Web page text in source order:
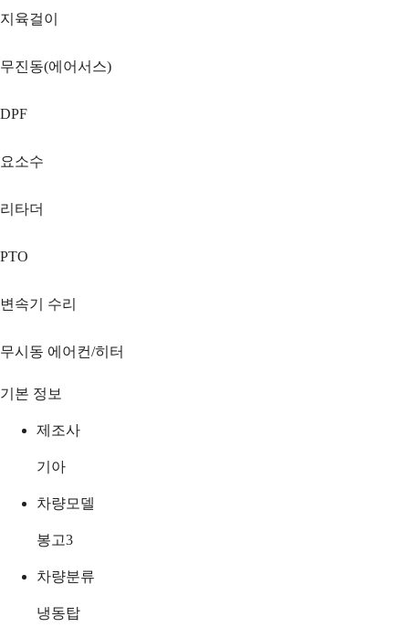
지육걸이
무진동(에어서스)
DPF
요소수
리타더
PTO
변속기 수리
무시동 에어컨/히터
기본 정보
제조사
기아
차량모델
봉고3
차량분류
냉동탑